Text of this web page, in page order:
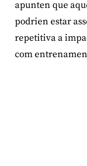
apunten que
podrien estar
repetitiva a
com